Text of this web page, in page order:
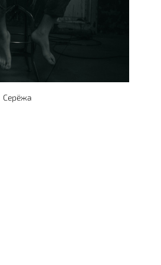
Серёжа